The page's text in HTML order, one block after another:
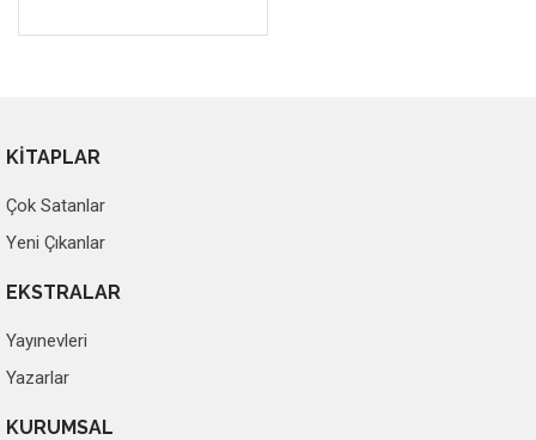
KİTAPLAR
Çok Satanlar
Yeni Çıkanlar
EKSTRALAR
Yayınevleri
Yazarlar
KURUMSAL